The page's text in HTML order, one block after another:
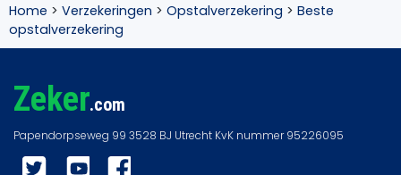
Home > Verzekeringen > Opstalverzekering > Beste
opstalverzekering
Zeker.com
Twitter YouTube